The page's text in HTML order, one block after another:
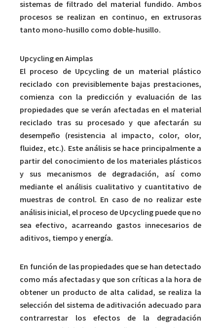
sistemas de filtrado del material fundido. Ambos
procesos se realizan en continuo, en extrusoras
tanto mono-husillo como doble-husillo.
Upcycling en Aimplas
El proceso de Upcycling de un material plástico
reciclado con previsiblemente bajas prestaciones,
comienza con la predicción y evaluación de las
propiedades que se verán afectadas en el material
reciclado tras su procesado y que afectarán su
desempeño (resistencia al impacto, color, olor,
fluidez, etc.). Este análisis se hace principalmente a
partir del conocimiento de los materiales plásticos
y sus mecanismos de degradación, así como
mediante el análisis cualitativo y cuantitativo de
muestras de control. En caso de no realizar este
análisis inicial, el proceso de Upcycling puede que no
sea efectivo, acarreando gastos innecesarios de
aditivos, tiempo y energía.
En función de las propiedades que se han detectado
como más afectadas y que son críticas a la hora de
obtener un producto de alta calidad, se realiza la
selección del sistema de aditivación adecuado para
contrarrestar los efectos de la degradación